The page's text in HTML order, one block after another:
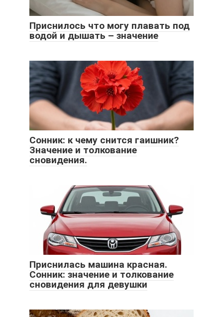
Приснилось что могу плавать под
водой и дышать – значение
Сонник: к чему снится гаишник?
Значение и толкование
сновидения.
Приснилась машина красная.
Сонник: значение и толкование
сновидения для девушки